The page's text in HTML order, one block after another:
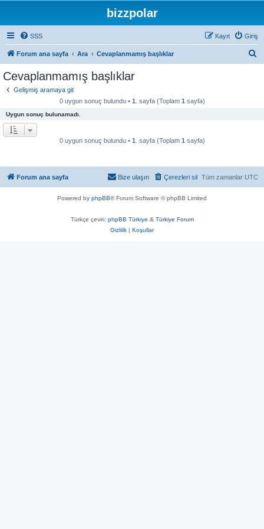
bizzpolar
SSS Giriş
Kayıt
Forum ana sayfa Ara Cevaplanmamış başlıklar
Cevaplanmamış başlıklar
Gelişmiş aramaya git
0 uygun sonuç bulundu • 1 . sayfa (Toplam 1 sayfa)
Uygun sonuç bulunamadı.
0 uygun sonuç bulundu • 1 . sayfa (Toplam 1 sayfa)
Forum ana sayfa Tüm zamanlar UTC
Çerezleri sil
Bize ulaşın
Powered by phpBB® Forum Software © phpBB Limited
Türkçe çeviri: phpBB Türkiye & Türkiye Forum
Gizlilik | Koşullar